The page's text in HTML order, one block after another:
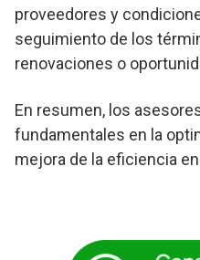
proveedores y
seguimiento de los
renovaciones o
En resumen, los
fundamentales en la
mejora de la eficiencia